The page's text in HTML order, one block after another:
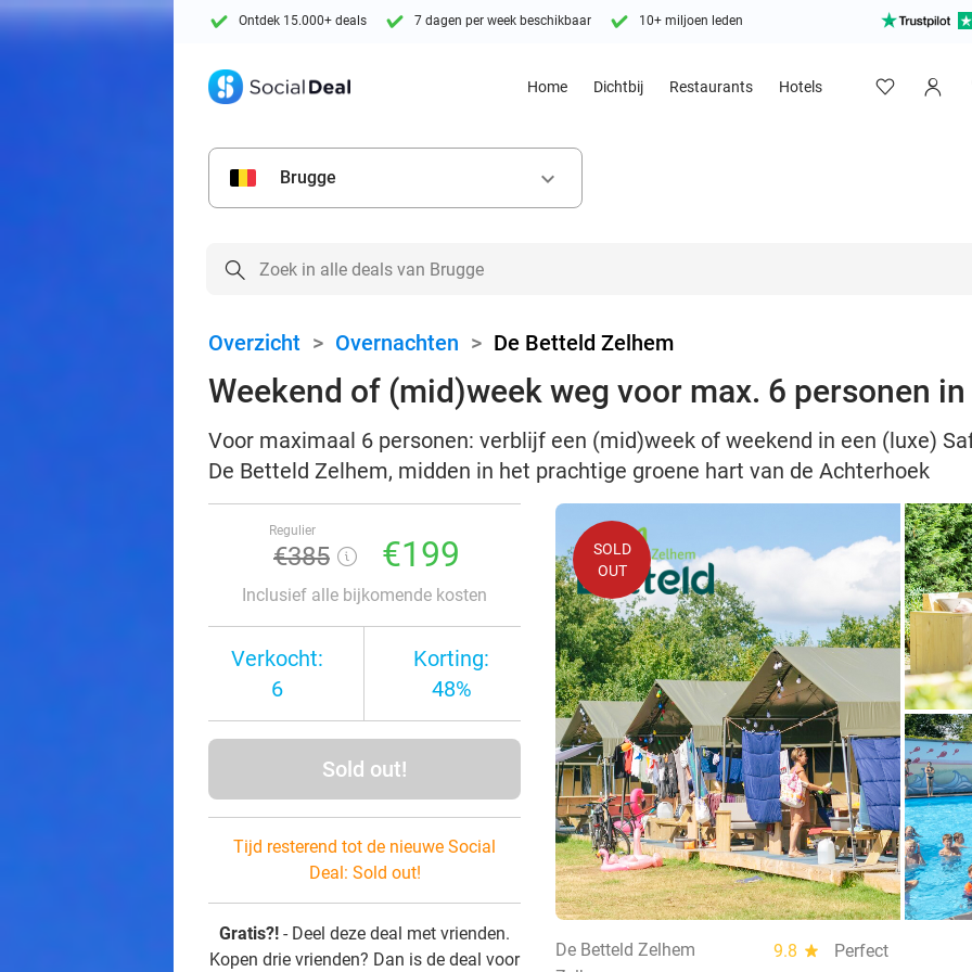
Ontdek 15.000+ deals 7 dagen per week beschikbaar 10+ miljoen leden
Home Dichtbij Restaurants Hotels
Brugge keyboard_arrow_down
Overzicht > Overnachten > De Betteld Zelhem
Weekend of (mid)week weg voor max. 6 personen
Voor maximaal 6 personen: verblijf een (mid)week of weekend in een (luxe)
De Betteld Zelhem, midden in het prachtige groene hart van de Achterhoek
Regulier
€385 €199
Inclusief alle bijkomende kosten
Verkocht:
6
Korting:
48%
Sold out!
Tijd resterend tot de nieuwe Social
Deal: Sold out!
Gratis?! - Deel deze deal met vrienden.
Kopen drie vrienden? Dan is de deal voor
SOLD
OUT
De Betteld Zelhem 9.8 star
Perfect